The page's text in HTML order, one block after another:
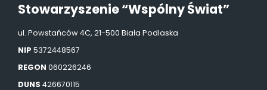
Stowarzyszenie “Wspólny Świat”
ul. Powstańców 4C, 21-500 Biała Podlaska
NIP 5372448567
REGON 060226246
DUNS 426670115